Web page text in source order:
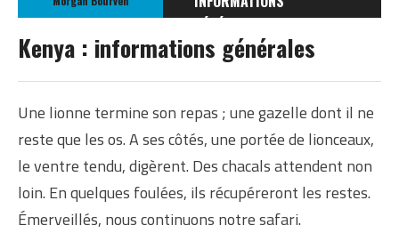
INFORMATIONS
GÉNÉRALES SUR LE
KENYA
Kenya : informations générales
Une lionne termine son repas ; une gazelle dont il ne
reste que les os. A ses côtés, une portée de lionceaux,
le ventre tendu, digèrent. Des chacals attendent non
loin. En quelques foulées, ils récupéreront les restes.
Émerveillés, nous continuons notre safari.